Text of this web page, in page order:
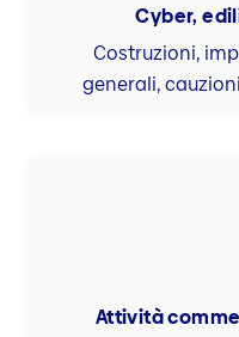
Cyber,
Costruzioni,
generali,
Attività